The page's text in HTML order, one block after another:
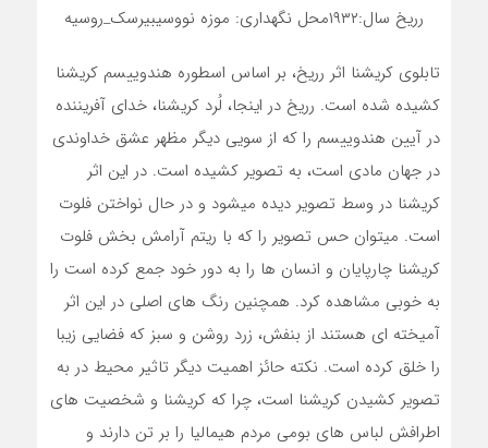
رریخ سال:۱۹۳۲محل نگهداری: موزه نووسیبیرسک_روسیه
تابلوی کریشنا اثر رریخ، بر اساس اسطوره هندوییسم کریشنا
کشیده شده است. رریخ در اینجا، لُرد کریشنا، خدای آفریننده
در آیین هندوییسم را که از سویی دیگر مظهر عشق خداوندی
در جهان مادی است، به تصویر کشیده است. در این اثر
کریشنا در وسط تصویر دیده میشود و در حال نواختن فلوت
است. میتوان حس تصویر را که با ریتم آرامش بخش فلوت
کریشنا چارپایان و انسان ها را به دور خود جمع کرده است را
به خوبی مشاهده کرد. همچنین رنگ های اصلی در این اثر
آمیخته ای هستند از بنفش، زرد روشن و سبز که فضایی زیبا
را خلق کرده است. نکته حائز اهمیت دیگر تاثیر محیط در به
تصویر کشیدن کریشنا است، چرا که کریشنا و شخصیت های
اطرافش لباس های بومی مردم هیمالیا را بر تن دارند و